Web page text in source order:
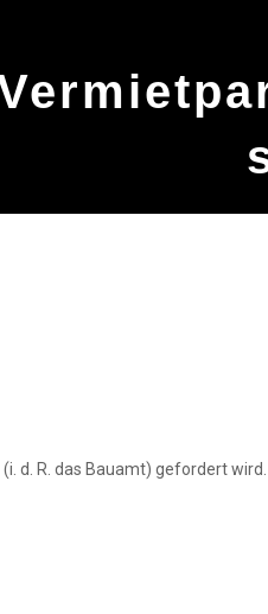
d. R. das Bauamt) gefordert wird.